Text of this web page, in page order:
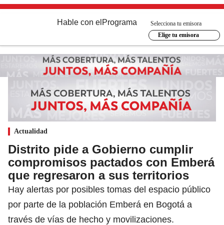
Hable con el Programa
Selecciona tu emisora
Elige tu emisora
Actualidad
Distrito pide a Gobierno cumplir
compromisos pactados con Emberá
que regresaron a sus territorios
Hay alertas por posibles tomas del espacio público
por parte de la población Emberá en Bogotá a
través de vías de hecho y movilizaciones.